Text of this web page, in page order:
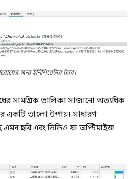
জন্য ইনিশিয়েটার ট্যাব।
সামগ্রিক তালিকা সাজানো অত্যধিক
একটি ভালো উপায়। সাধারণ
এমন ছবি এবং ভিডিও যা অপ্টিমাইজ